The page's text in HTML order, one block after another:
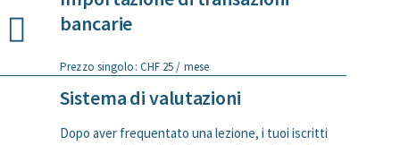
bancarie
Prezzo singolo: CHF 25 / mese
Sistema di valutazioni
Dopo aver frequentato una lezione, i tuoi iscritti